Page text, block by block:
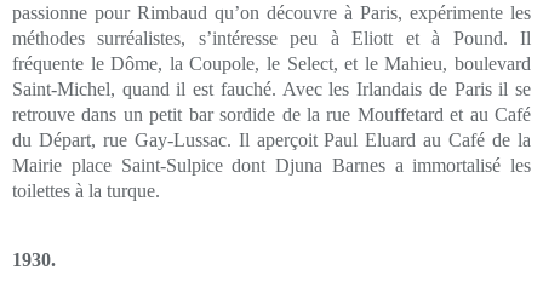
passionne pour Rimbaud qu’on découvre à Paris, expérimente les
méthodes surréalistes, s’intéresse peu à Eliott et à Pound. Il
fréquente le Dôme, la Coupole, le Select, et le Mahieu, boulevard
Saint-Michel, quand il est fauché. Avec les Irlandais de Paris il se
retrouve dans un petit bar sordide de la rue Mouffetard et au Café
du Départ, rue Gay-Lussac. Il aperçoit Paul Eluard au Café de la
Mairie place Saint-Sulpice dont Djuna Barnes a immortalisé les
toilettes à la turque.
1930.